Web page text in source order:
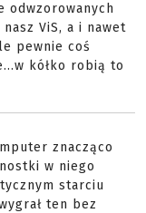
odwzorowanych
ViS, a i nawet
pewnie coś
kółko robią to
znacząco
w niego
starciu
ten bez